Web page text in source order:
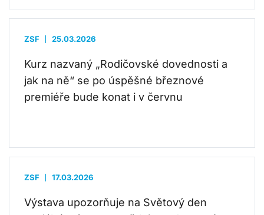
ZSF 25.03.2026
Kurz nazvaný „Rodičovské dovednosti a
jak na ně“ se po úspěšné březnové
premiéře bude konat i v červnu
ZSF 17.03.2026
Výstava upozorňuje na Světový den